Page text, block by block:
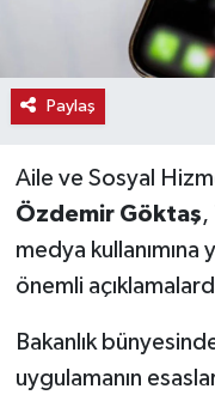
Paylaş
Aile ve Sosyal
Özdemir Göktaş,
medya
önemli
Bakanlık
uygulamanın
Resmi İlanlar
Siyaset
Spor
Vasıta